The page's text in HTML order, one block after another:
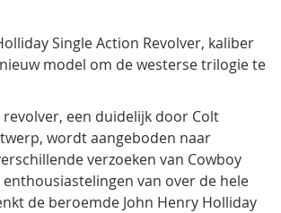
Single Action Revolver, kaliber
nieuw model om de westerse trilogie te
revolver, een duidelijk door Colt
wordt aangeboden naar
verzoeken van Cowboy
van over de hele
de beroemde John Henry Holliday